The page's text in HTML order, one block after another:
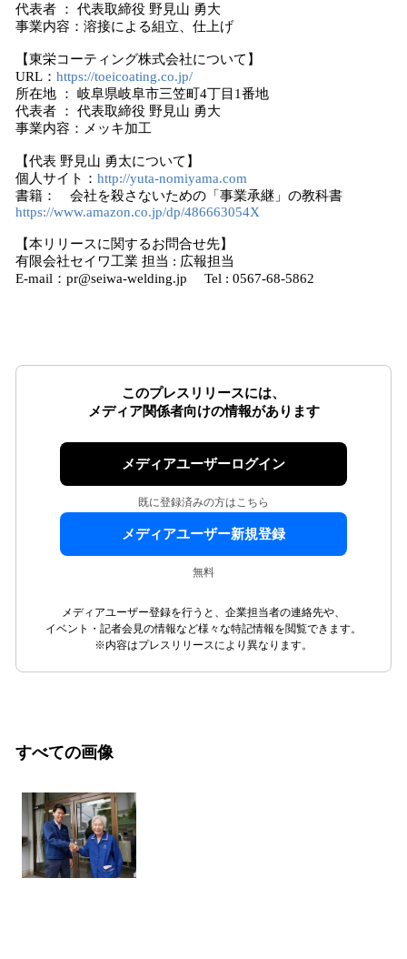
代表者 ： 代表取締役 野見山 勇大
事業内容：溶接による組立、仕上げ
【東栄コーティング株式会社について】
URL： https://toeicoating.co.jp/
所在地 ： 岐阜県岐阜市三笠町4丁目1番地
代表者 ： 代表取締役 野見山 勇大
事業内容：メッキ加工
【代表 野見山 勇太について】
個人サイト： http://yuta-nomiyama.com
書籍： 会社を殺さないための「事業承継」の教科書
https://www.amazon.co.jp/dp/486663054X
【本リリースに関するお問合せ先】
有限会社セイワ工業 担当 : 広報担当
E-mail：pr@seiwa-welding.jp Tel : 0567-68-5862
このプレスリリースには、
メディア関係者向けの情報があります
メディアユーザーログイン
既に登録済みの方はこちら
メディアユーザー新規登録
無料
メディアユーザー登録を行うと、企業担当者の連絡先や、
イベント・記者会見の情報など様々な特記情報を閲覧できます。
※内容はプレスリリースにより異なります。
すべての画像